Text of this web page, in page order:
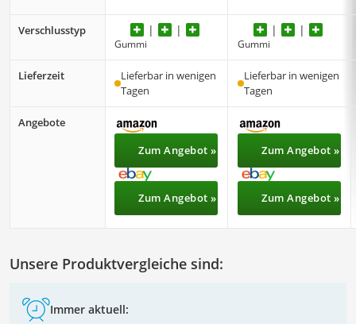
Verschlusstyp
Gummi Gummi
Lieferzeit
Lieferbar in wenigen
Tagen
Lieferbar in wenigen
Tagen
Angebote
Zum Angebot »
Zum Angebot »
Zum Angebot »
Zum Angebot »
Unsere Produktvergleiche sind:
Immer aktuell: